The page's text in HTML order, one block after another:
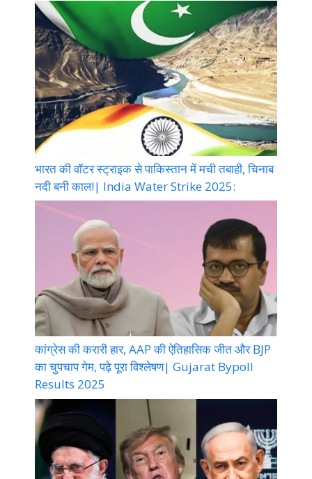
भारत की वॉटर स्ट्राइक से पाकिस्तान में मची तबाही, चिनाब
नदी बनी काल!| India Water Strike 2025:
कांग्रेस की करारी हार, AAP की ऐतिहासिक जीत और BJP
का चुपचाप गेम, पढ़े पूरा विश्लेषण| Gujarat Bypoll
Results 2025